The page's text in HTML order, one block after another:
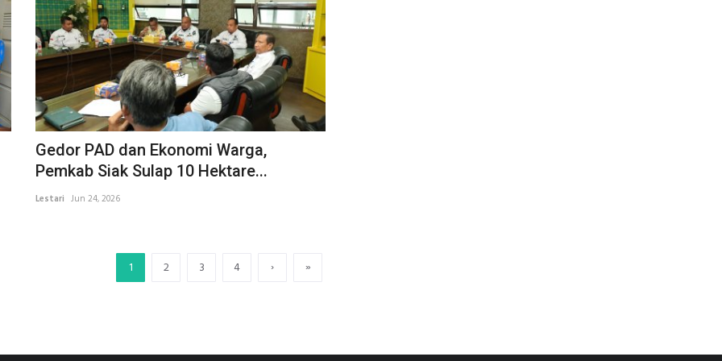
Gedor PAD dan Ekonomi Warga,
Pemkab Siak Sulap 10 Hektare...
Lestari Jun 24, 2026
1 2 3 4 › »